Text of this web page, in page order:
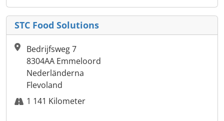
STC Food Solutions
Bedrijfsweg 7
8304AA Emmeloord
Nederländerna
Flevoland
1 141 Kilometer